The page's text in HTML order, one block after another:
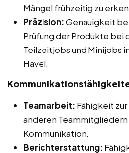
Mängel frühzeitig zu
Präzision:Genauigkeit
Prüfung der Produkte bei
Teilzeitjobs und Minijobs
Havel.
Teamarbeit: Fähigkeit
anderen
Kommunikation.
Berichterstattung: